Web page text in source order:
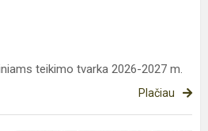
teikimo tvarka 2026-2027 m.
Plačiau